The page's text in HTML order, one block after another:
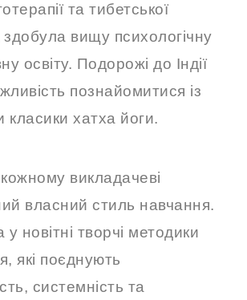
та тибетської
вищу психологічну
освіту. Подорожі до Індії
познайомитися із
хатха йоги.
викладачеві
власний стиль навчання.
новітні творчі методики
які поєднують
системність та